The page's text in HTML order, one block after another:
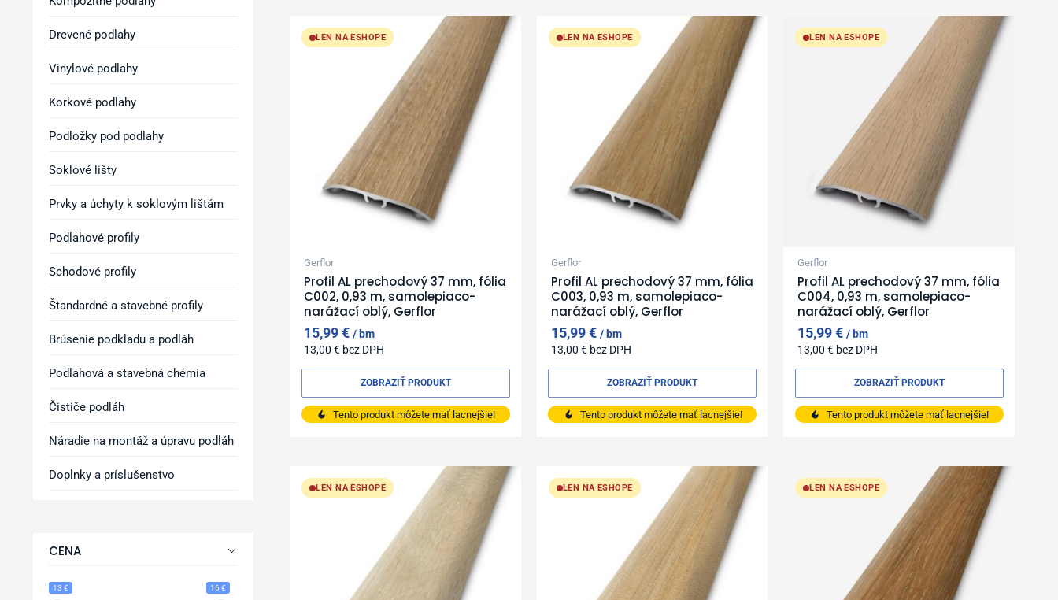
Drevené podlahy
Vinylové podlahy
Korkové podlahy
Podložky pod podlahy
Soklové lišty
Prvky a úchyty k soklovým lištám
Podlahové profily
Schodové profily
Štandardné a stavebné profily
Brúsenie podkladu a podláh
Podlahová a stavebná chémia
Čističe podláh
Náradie na montáž a úpravu podláh
Doplnky a príslušenstvo
CENA
13 € 16 €
LEN NA ESHOPE
Gerflor
Profil AL prechodový 37 mm, fólia
C002, 0,93 m, samolepiaco-
narážací oblý, Gerflor
15,99€ bm
13,00€ bez DPH
Tento produkt môžete mať lacnejšie!
ZOBRAZIŤ PRODUKT
LEN NA ESHOPE
Gerflor
Profil AL prechodový 37 mm, fólia
C003, 0,93 m, samolepiaco-
narážací oblý, Gerflor
15,99€ bm
13,00 €bez DPH
Tento produkt môžete mať lacnejšie!
ZOBRAZIŤ PRODUKT
LEN NA ESHOPE
Gerflor
Profil AL prechodový 37 mm, fólia
C004, 0,93 m, samolepiaco-
narážací oblý, Gerflor
15,99€ bm
13,00€ bez DPH
Tento produkt môžete mať lacnejšie!
ZOBRAZIŤ PRODUKT
LEN NA ESHOPE LEN NA ESHOPE LEN NA ESHOPE